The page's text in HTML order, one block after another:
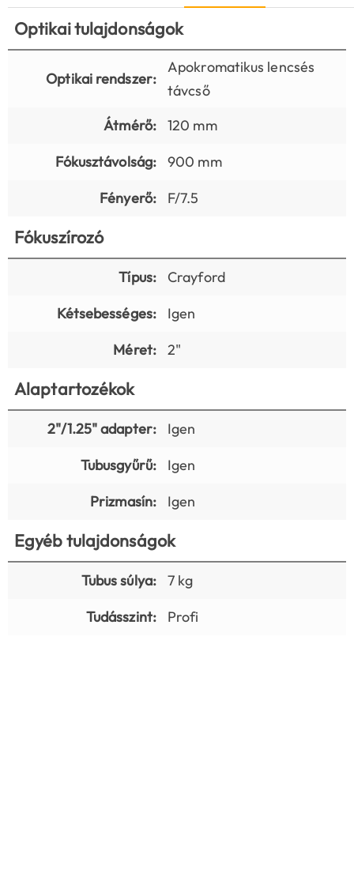
Optikai tulajdonságok
Optikai rendszer:
Apokromatikus lencsés
távcső
Átmérő:
120 mm
Fókusztávolság:
900 mm
Fényerő:
F/7.5
Fókuszírozó
Típus:
Crayford
Kétsebességes:
Igen
Méret:
2"
Alaptartozékok
2"/1.25" adapter:
Igen
Tubusgyűrű:
Igen
Prizmasín:
Igen
Egyéb tulajdonságok
Tubus súlya:
7 kg
Tudásszint:
Profi